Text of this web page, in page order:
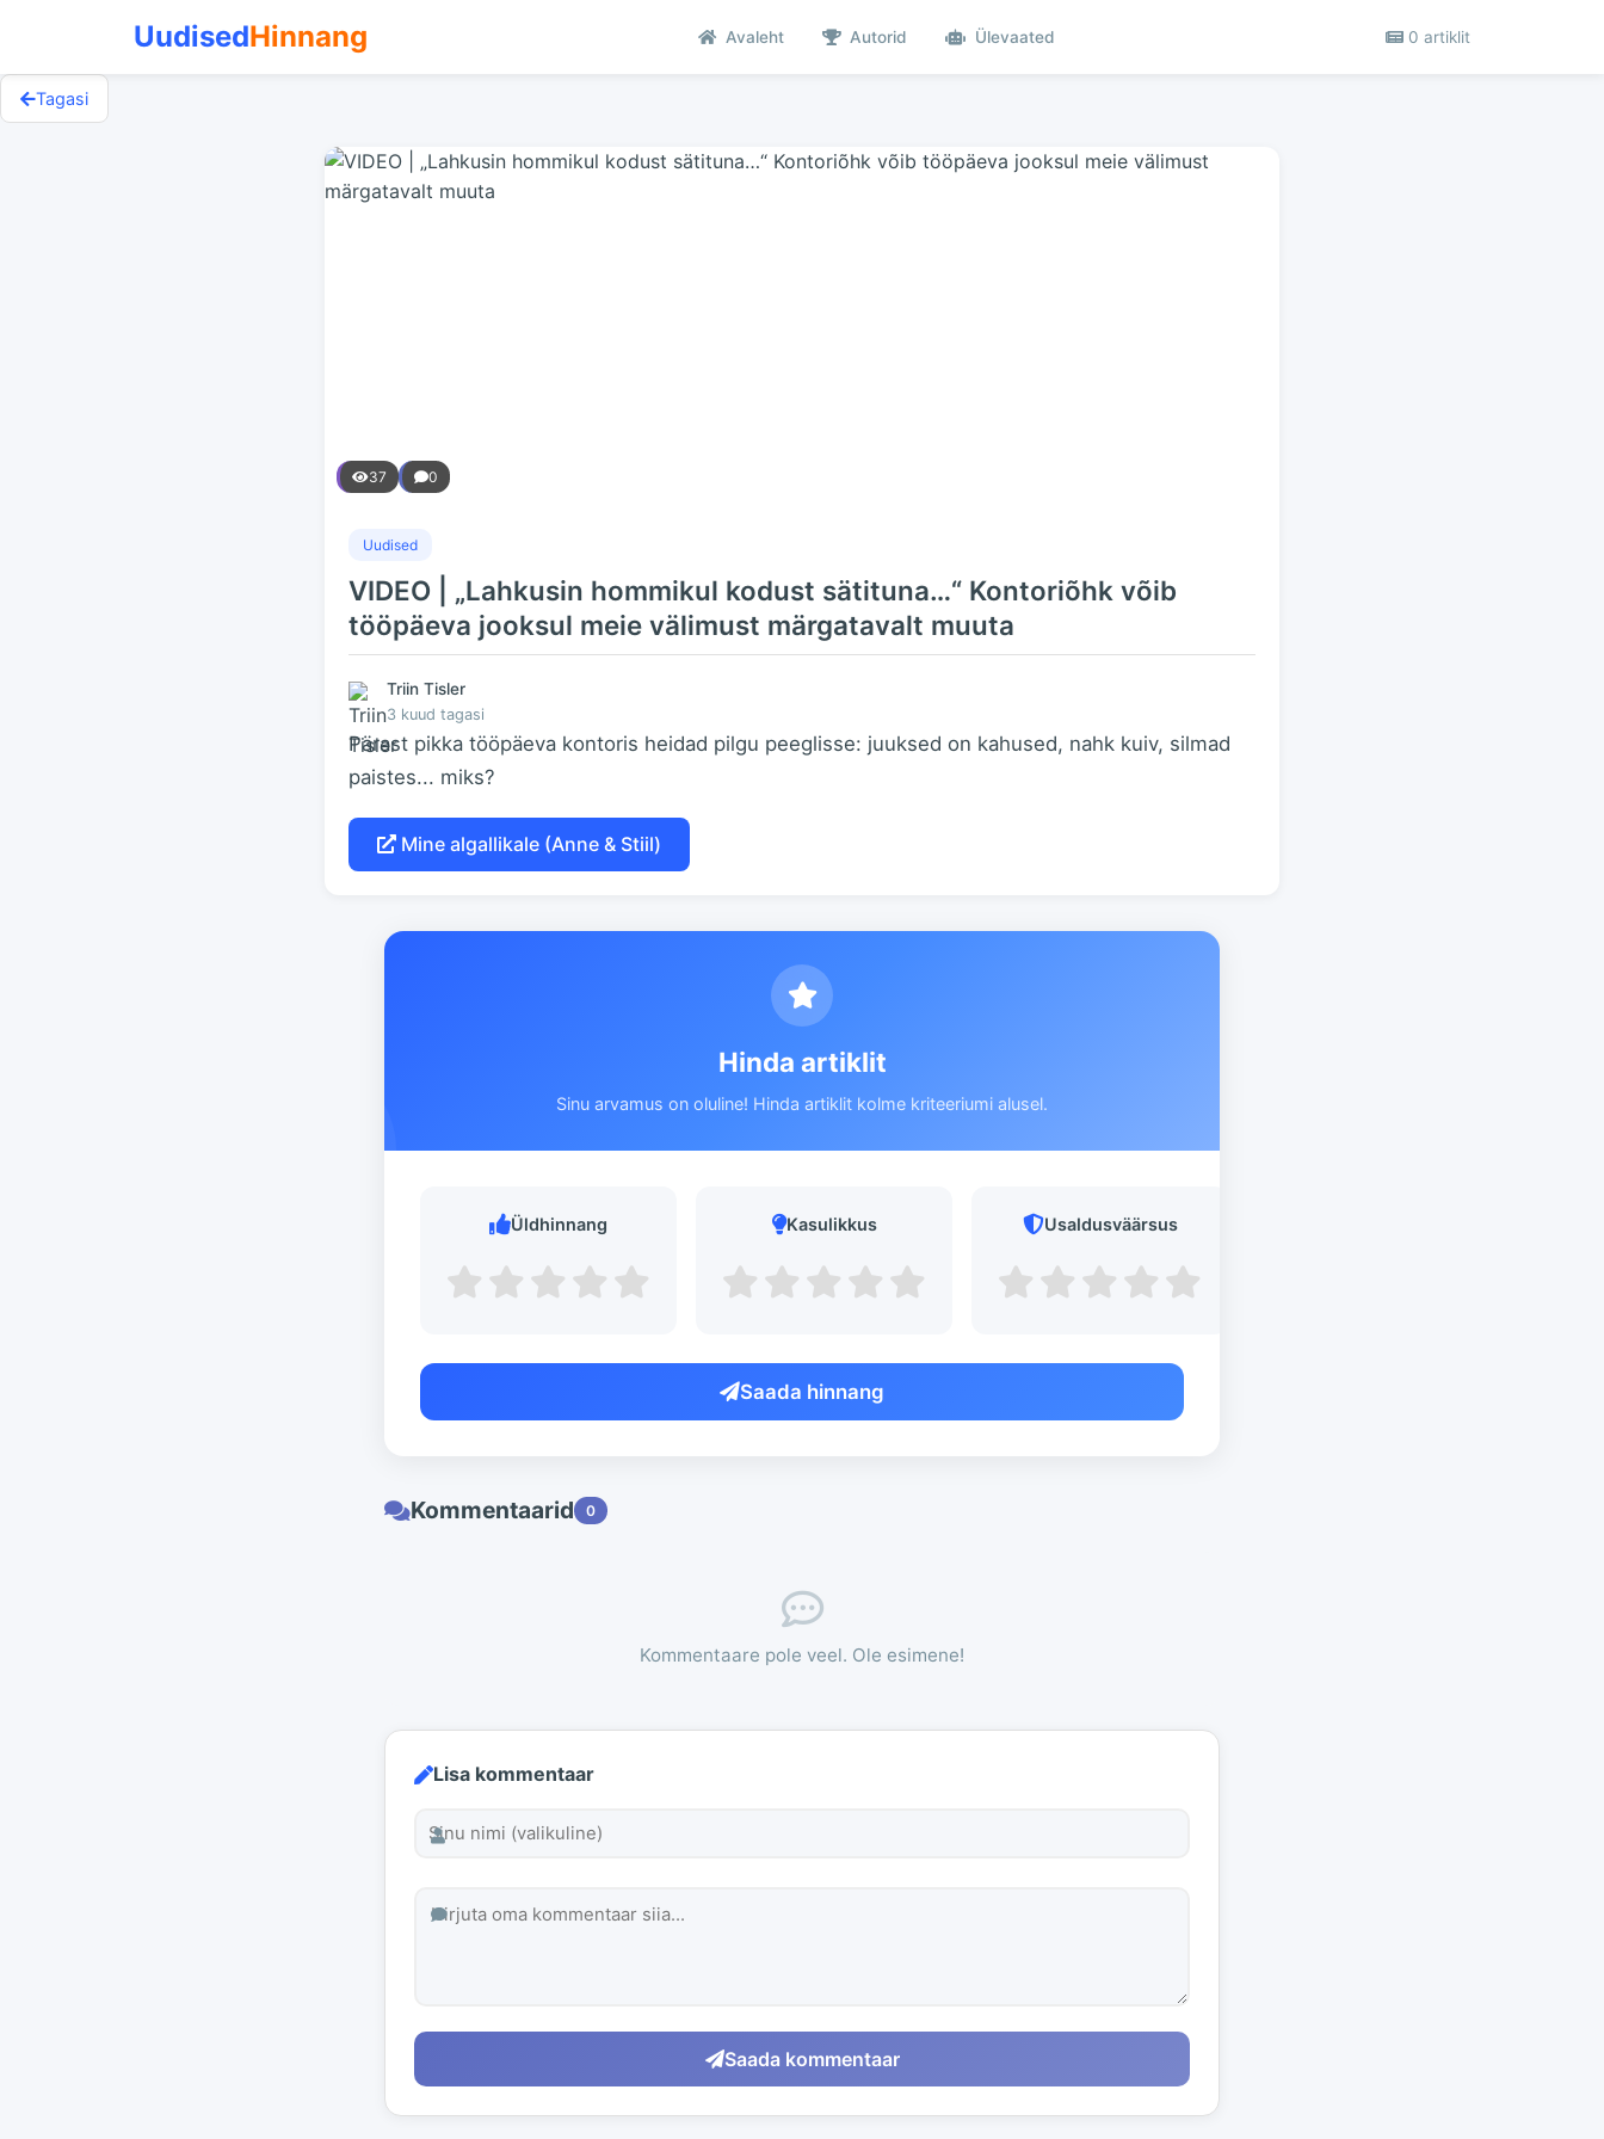
UudisedHinnang Avaleht Autorid Ülevaated 0 artiklit
Tagasi
37 0
Uudised
VIDEO | „Lahkusin hommikul kodust sätituna…“ Kontoriõhk võib
tööpäeva jooksul meie välimust märgatavalt muuta
Triin Tisler
3 kuud tagasi
Pärast pikka tööpäeva kontoris heidad pilgu peeglisse: juuksed on kahused, nahk kuiv, silmad
paistes... miks?
Mine algallikale (Anne & Stiil)
Hinda artiklit
Sinu arvamus on oluline! Hinda artiklit kolme kriteeriumi alusel.
Üldhinnang Kasulikkus Usaldusväärsus
Saada hinnang
Kommentaarid 0
Kommentaare pole veel. Ole esimene!
Lisa kommentaar
Saada kommentaar